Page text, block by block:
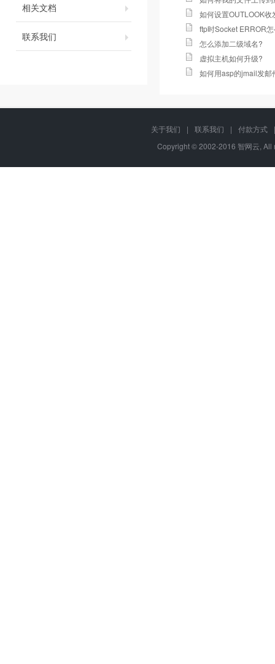
相关文档
联系我们
如何设置OUTLOOK收
ftp时Socket ERROR
怎么添加二级域名?
虚拟主机如何升级?
如何用asp的jmail发邮
关于我们 | 联系我们 | 付款方式
|
Copyright © 2002-2016 智网云,